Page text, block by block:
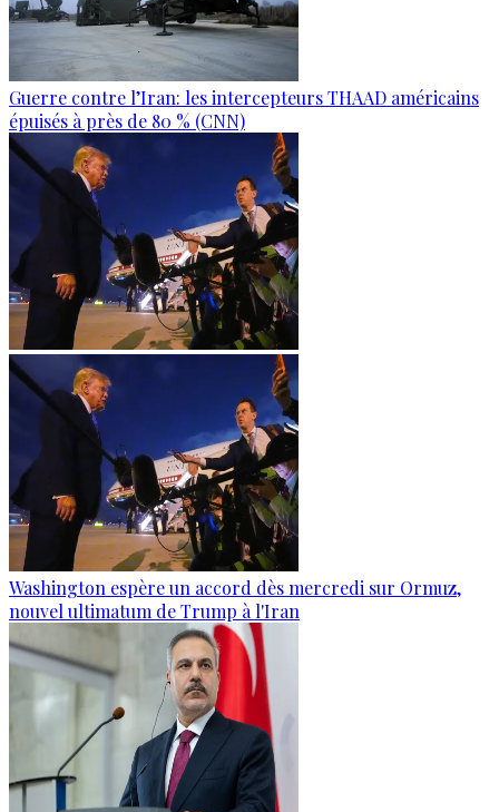
Guerre contre l’Iran: les intercepteurs THAAD américains
épuisés à près de 80 % (CNN)
Washington espère un accord dès mercredi sur Ormuz,
nouvel ultimatum de Trump à l'Iran